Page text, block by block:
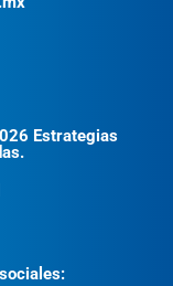
Estrategias